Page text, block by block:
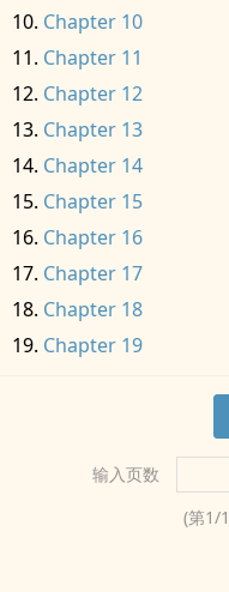
Chapter 10
Chapter 11
Chapter 12
Chapter 13
Chapter 14
Chapter 15
Chapter 16
Chapter 17
Chapter 18
Chapter 19
输入页数
(第1/1